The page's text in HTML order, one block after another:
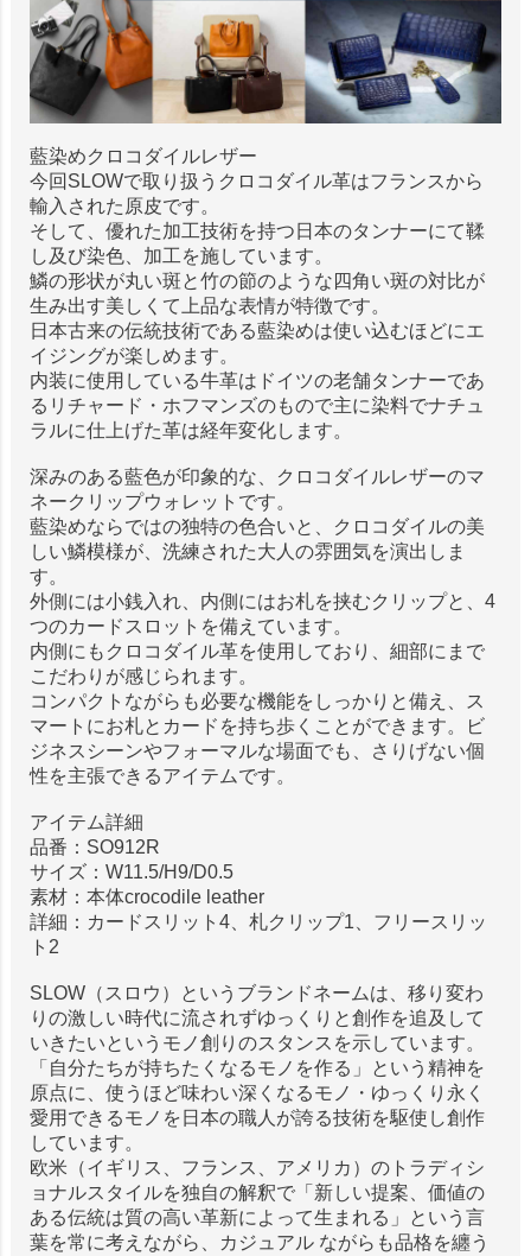
藍染めクロコダイルレザー
今回SLOWで取り扱うクロコダイル革はフランスから
輸入された原皮です。
そして、優れた加工技術を持つ日本のタンナーにて鞣
し及び染色、加工を施しています。
鱗の形状が丸い斑と竹の節のような四角い斑の対比が
生み出す美しくて上品な表情が特徴です。
日本古来の伝統技術である藍染めは使い込むほどにエ
イジングが楽しめます。
内装に使用している牛革はドイツの老舗タンナーであ
るリチャード・ホフマンズのもので主に染料でナチュ
ラルに仕上げた革は経年変化します。
深みのある藍色が印象的な、クロコダイルレザーのマ
ネークリップウォレットです。
藍染めならではの独特の色合いと、クロコダイルの美
しい鱗模様が、洗練された大人の雰囲気を演出しま
す。
外側には小銭入れ、内側にはお札を挟むクリップと、4
つのカードスロットを備えています。
内側にもクロコダイル革を使用しており、細部にまで
こだわりが感じられます。
コンパクトながらも必要な機能をしっかりと備え、ス
マートにお札とカードを持ち歩くことができます。ビ
ジネスシーンやフォーマルな場面でも、さりげない個
性を主張できるアイテムです。
アイテム詳細
品番：SO912R
サイズ：W11.5/H9/D0.5
素材：本体crocodile leather
詳細：カードスリット4、札クリップ1、フリースリッ
ト2
SLOW（スロウ）というブランドネームは、移り変わ
りの激しい時代に流されずゆっくりと創作を追及して
いきたいというモノ創りのスタンスを示しています。
「自分たちが持ちたくなるモノを作る」という精神を
原点に、使うほど味わい深くなるモノ・ゆっくり永く
愛用できるモノを日本の職人が誇る技術を駆使し創作
しています。
欧米（イギリス、フランス、アメリカ）のトラディシ
ョナルスタイルを独自の解釈で「新しい提案、価値の
ある伝統は質の高い革新によって生まれる」という言
葉を常に考えながら、カジュアル ながらも品格を纏う